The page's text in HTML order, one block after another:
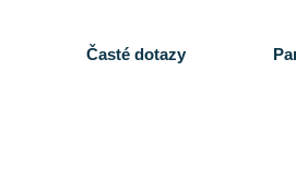
Časté dotazy